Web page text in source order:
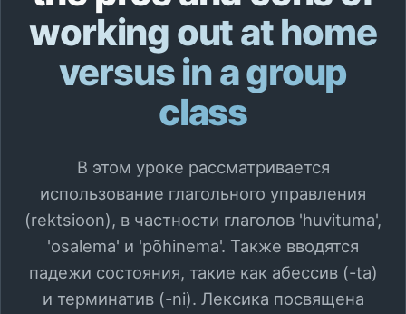
working out at home
versus in a group
class
В этом уроке рассматривается
использование глагольного управления
(rektsioon), в частности глаголов 'huvituma',
'osalema' и 'põhinema'. Также вводятся
падежи состояния, такие как абессив (-ta)
и терминатив (-ni). Лексика посвящена